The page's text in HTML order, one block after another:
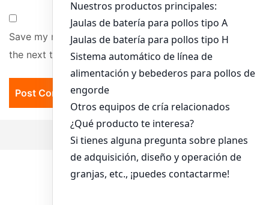
Save my name, email, and website in this browser for
the next time I comment.